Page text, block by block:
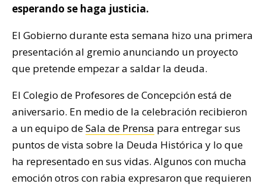
esperando se haga justicia.
El Gobierno durante esta semana hizo una primera
presentación al gremio anunciando un proyecto
que pretende empezar a saldar la deuda.
El Colegio de Profesores de Concepción está de
aniversario. En medio de la celebración recibieron
a un equipo deSala de Prensa para entregar sus
puntos de vista sobre la Deuda Histórica y lo que
ha representado en sus vidas. Algunos con mucha
emoción otros con rabia expresaron que requieren